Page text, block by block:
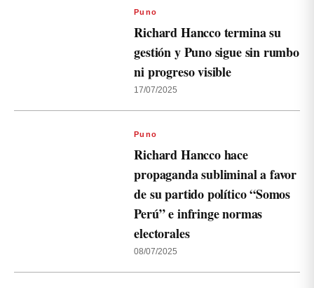
Puno
Richard Hancco termina su
gestión y Puno sigue sin rumbo
ni progreso visible
17/07/2025
Puno
Richard Hancco hace
propaganda subliminal a favor
de su partido político “Somos
Perú” e infringe normas
electorales
08/07/2025